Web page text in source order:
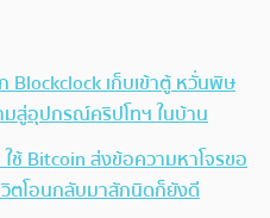
Blockclock เก็บเข้าตู้ หวั่นพิษ
มสู่อุปกรณ์คริปโทฯ ในบ้าน
ใช้ Bitcoin ส่งข้อความหาโจรขอ
ตโอนกลับมาสักนิดก็ยังดี